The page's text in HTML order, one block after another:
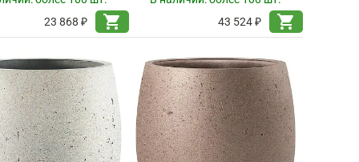
23 868 ₽
shopping_cart
43 524 ₽
shopping_cart